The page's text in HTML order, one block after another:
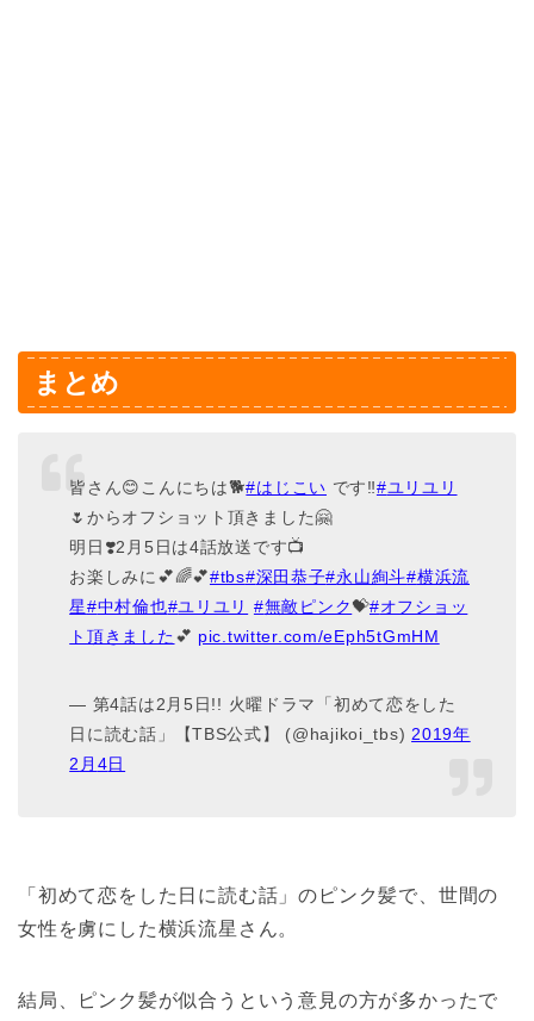
まとめ
皆さん😊こんにちは🐕#はじこい です‼️#ユリユリ
🌷からオフショット頂きました🤗
明日❣️2月5日は4話放送です📺
お楽しみに💕🌈💕#tbs#深田恭子#永山絢斗#横浜流
星#中村倫也#ユリユリ #無敵ピンク💝#オフショッ
ト頂きました💕 pic.twitter.com/eEph5tGmHM
— 第4話は2月5日!! 火曜ドラマ「初めて恋をした
日に読む話」【TBS公式】 (@hajikoi_tbs)2019年
2 月 4日
「初めて恋をした日に読む話」のピンク髪で、世間の
女性を虜にした横浜流星さん。
結局、ピンク髪が似合うという意見の方が多かったで